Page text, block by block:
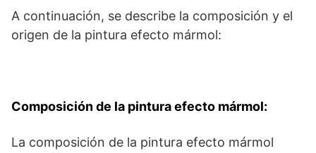
A continuación, se describe la composición y el
origen de la pintura efecto mármol:
Composición de la pintura efecto mármol:
La composición de la pintura efecto mármol